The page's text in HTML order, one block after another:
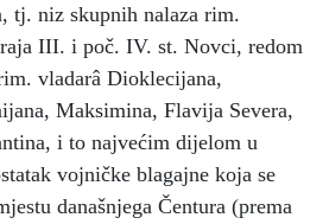
tj. niz skupnih nalaza rim.
III. i poč. IV. st. Novci, redom
vladarâ Dioklecijana,
Maksimina, Flavija Severa,
i to najvećim dijelom u
vojničke blagajne koja se
današnjega Čentura (prema